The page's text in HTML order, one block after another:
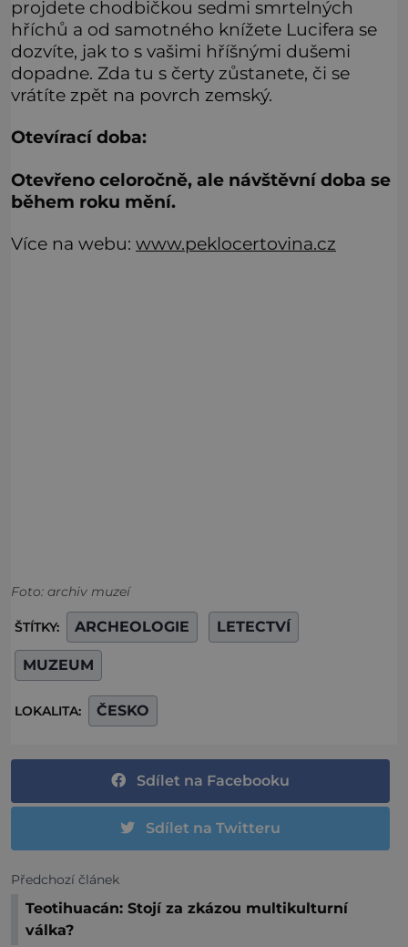
projdete chodbičkou sedmi smrtelných
hříchů a od samotného knížete Lucifera se
dozvíte, jak to s vašimi hříšnými dušemi
dopadne. Zda tu s čerty zůstanete, či se
vrátíte zpět na povrch zemský.
Otevírací doba:
Otevřeno celoročně, ale návštěvní doba se
během roku mění.
Více na webu: www.peklocertovina.cz
Foto: archiv muzeí
ŠTÍTKY: ARCHEOLOGIE LETECTVÍ
MUZEUM
LOKALITA: ČESKO
Sdílet na Facebooku
Sdílet na Twitteru
Předchozí článek
Teotihuacán: Stojí za zkázou multikulturní
válka?